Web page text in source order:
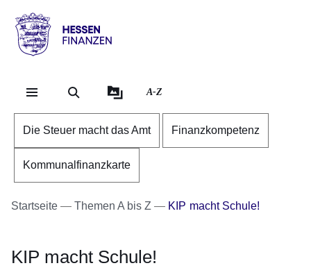
Hessen
Finanzen
A-Z
Die Steuer macht das Amt Finanzkompetenz
Kommunalfinanzkarte
Startseite Themen A bis Z KIP macht Schule!
KIP macht Schule!